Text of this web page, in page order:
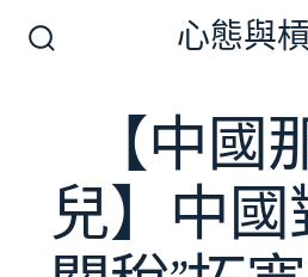
關
心態與
【中國
兒】中國